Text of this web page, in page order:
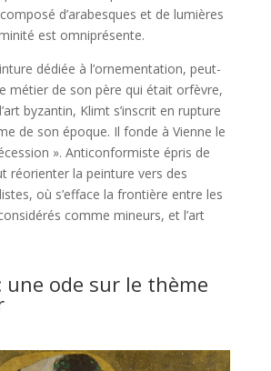
d’arabesques et de lumières
est omniprésente.
dédiée à l’ornementation, peut-
métier de son père qui était orfèvre,
byzantin, Klimt s’inscrit en rupture
de son époque. Il fonde à Vienne le
». Anticonformiste épris de
réorienter la peinture vers des
où s’efface la frontière entre les
comme mineurs, et l’art
une ode sur le thème